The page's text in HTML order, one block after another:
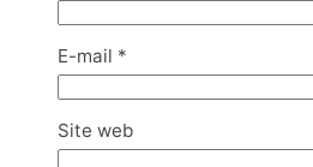
E-mail *
Site web